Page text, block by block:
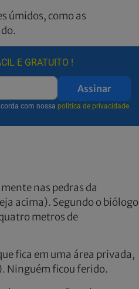
úmidos, como as
E GRATUITO !
Assinar
com nossa política de privacidade.
nas pedras da
acima). Segundo o biólogo
metros de
fica em uma área privada,
Ninguém ficou ferido.